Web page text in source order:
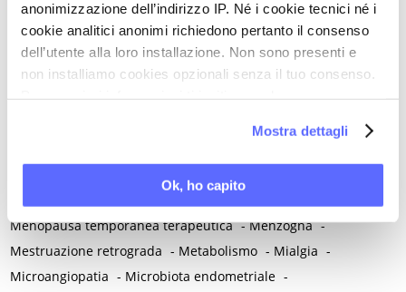
anonimizzazione dell’indirizzo IP. Né i cookie tecnici né i
cookie analitici anonimi richiedono pertanto il consenso
dell’utente alla loro installazione. Non sono presenti e
non installiamo cookies opzionali senza il tuo consenso.
Mostra dettagli
Ok, ho capito
Matrimonio non consumato - Medicina -
Medicina di genere
Medicina di precisione -Medicina occidentale -
Medicina rigenerativa -Medicina tradizionale cinese -
Medico di famiglia -Meditazione -Melanosi vulvare -
Memoria morale -
Menopausa temporanea terapeutica -Menzogna -
Mestruazione retrograda - Metabolismo - Mialgia -
Microangiopatia - Microbiota endometriale -